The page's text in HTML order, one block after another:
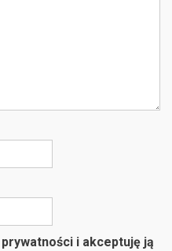
i akceptuję ją